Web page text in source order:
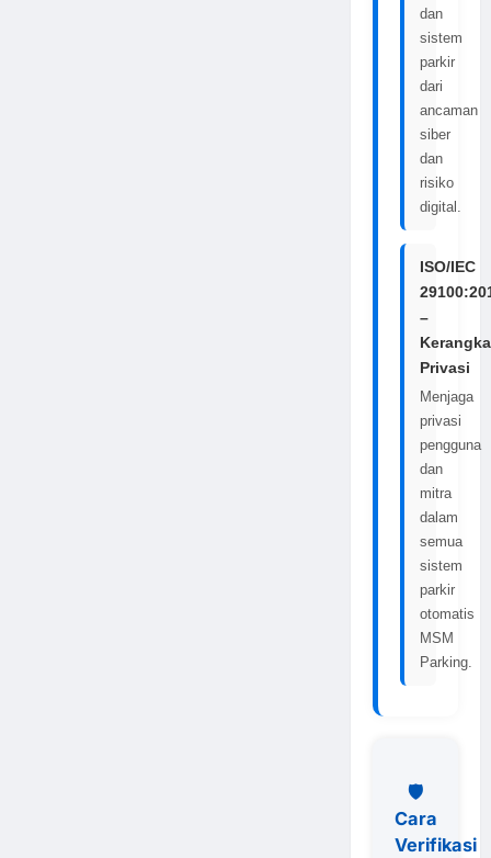
dan
sistem
parkir
dari
ancaman
siber
dan
risiko
digital.
ISO/IEC
–
Kerangka
Privasi
Menjaga
privasi
pengguna
dan
mitra
dalam
semua
sistem
parkir
otomatis
MSM
Parking.
🛡️
Cara
Verifikasi